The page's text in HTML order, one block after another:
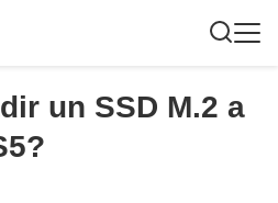
un SSD M.2 a